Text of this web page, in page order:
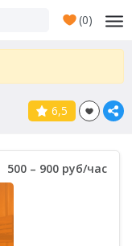
(0)
6,5
500 – 900 руб/час